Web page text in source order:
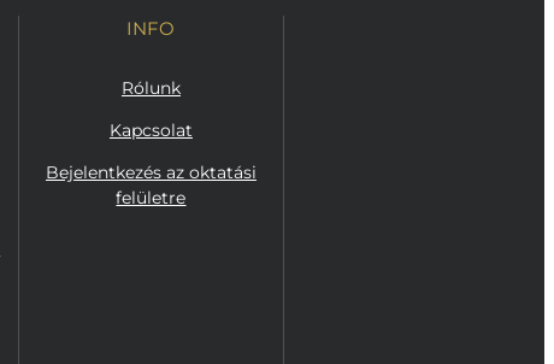
INFO
Rólunk
Kapcsolat
Bejelentkezés az oktatási
felületre